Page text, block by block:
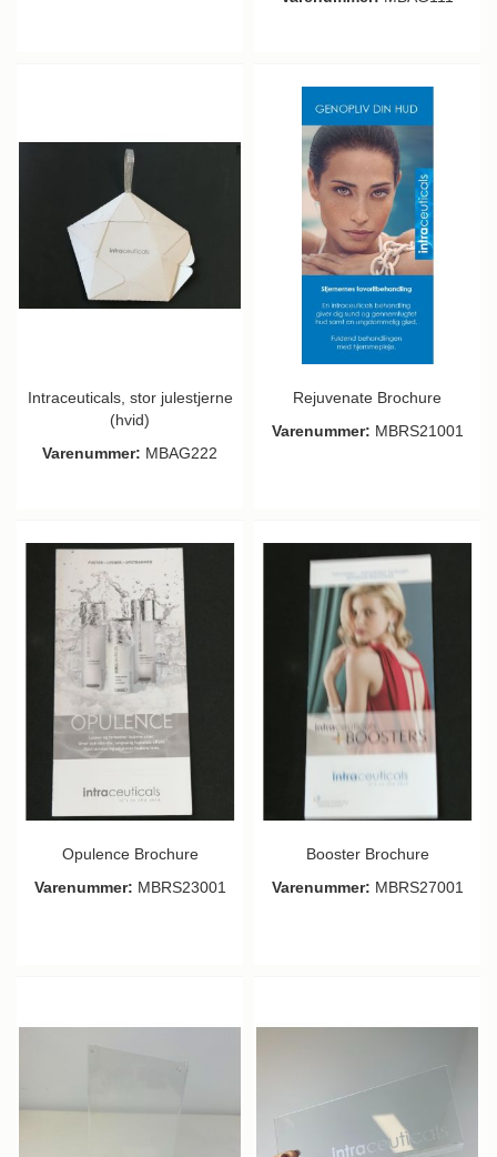
Intraceuticals, stor julestjerne
(hvid)
Varenummer: MBAG222
Rejuvenate Brochure
Varenummer: MBRS21001
Opulence Brochure
Varenummer: MBRS23001
Booster Brochure
Varenummer: MBRS27001